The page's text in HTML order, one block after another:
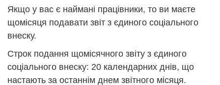
Якщо у вас є наймані працівники, то ви маєте
щомісяця подавати звіт з єдиного соціального
внеску.
Строк подання щомісячного звіту з єдиного
соціального внеску: 20 календарних днів, що
настають за останнім днем звітного місяця.